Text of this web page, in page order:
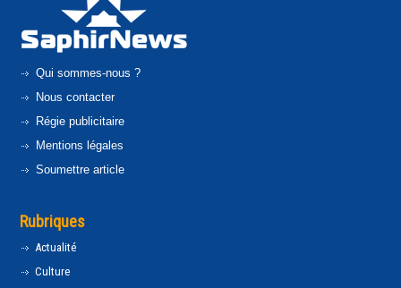
Qui sommes-nous ?
Nous contacter
Régie publicitaire
Mentions légales
Soumettre article
Rubriques
Actualité
Culture